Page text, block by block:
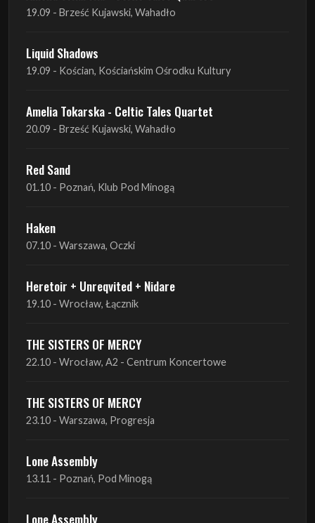
19.09 - Kościan, Kościańskim Ośrodku Kultury
Amelia Tokarska - Celtic Tales Quartet
20.09 - Brześć Kujawski, Wahadło
Red Sand
Haken
Heretoir + Unreqvited + Nidare
THE SISTERS OF MERCY
22.10 - Wrocław, A2 - Centrum Koncertowe
THE SISTERS OF MERCY
Lone Assembly
Lone Assembly
14.11 - Piekary Śląskie, OK Andaluzja
Lone Assembly